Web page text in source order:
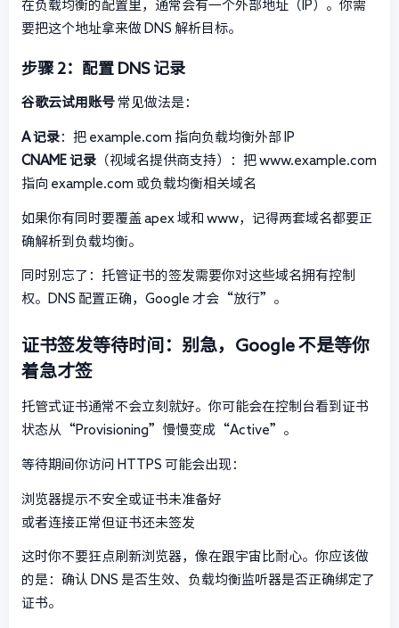
在负载均衡的配置里，通常会有一个外部地址（IP）。你需
要把这个地址拿来做 DNS 解析目标。
步骤 2：配置 DNS 记录
谷歌云试用账号 常见做法是：
A 记录 ：把 example.com 指向负载均衡外部 IP
CNAME 记录 （视域名提供商支持）：把 www.example.com
指向 example.com 或负载均衡相关域名
如果你有同时要覆盖 apex 域和 www，记得两套域名都要正
确解析到负载均衡。
同时别忘了：托管证书的签发需要你对这些域名拥有控制
权。DNS 配置正确，Google 才会“放行”。
证书签发等待时间：别急，Google 不是等你
着急才签
托管式证书通常不会立刻就好。你可能会在控制台看到证书
状态从“Provisioning”慢慢变成“Active”。
等待期间你访问 HTTPS 可能会出现：
浏览器提示不安全或证书未准备好
或者连接正常但证书还未签发
这时你不要狂点刷新浏览器，像在跟宇宙比耐心。你应该做
的是：确认 DNS 是否生效、负载均衡监听器是否正确绑定了
证书。